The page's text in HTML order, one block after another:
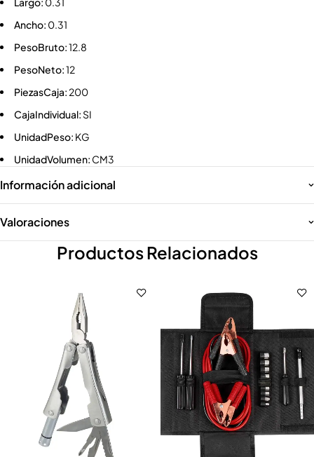
Ancho: 0.31
PesoBruto:12.8
PesoNeto:12
PiezasCaja: 200
CajaIndividual: SI
UnidadPeso: KG
UnidadVolumen: CM3
Información adicional
Valoraciones
Productos Relacionados